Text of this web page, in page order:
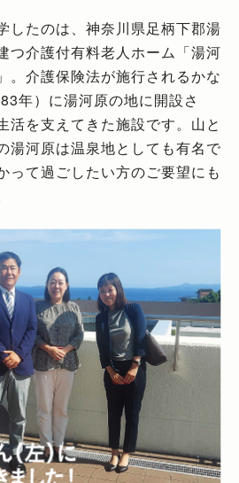
したのは、神奈川県足柄下郡湯
つ介護付有料老人ホーム「湯河
。介護保険法が施行されるかな
年）に湯河原の地に開設さ
活を支えてきた施設です。山と
湯河原は温泉地としても有名で
って過ごしたい方のご要望にも